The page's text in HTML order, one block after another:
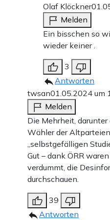
Olaf Klöckner
Melden
Ein bisschen so
wieder keiner .
3
Antworten
twsan01.05.2024 um
Melden
Die Mehrheit,
Wähler der
„selbstgefälligen
Gut – dank ÖRR
verdummt, die
durchschauen.
39
Antworten